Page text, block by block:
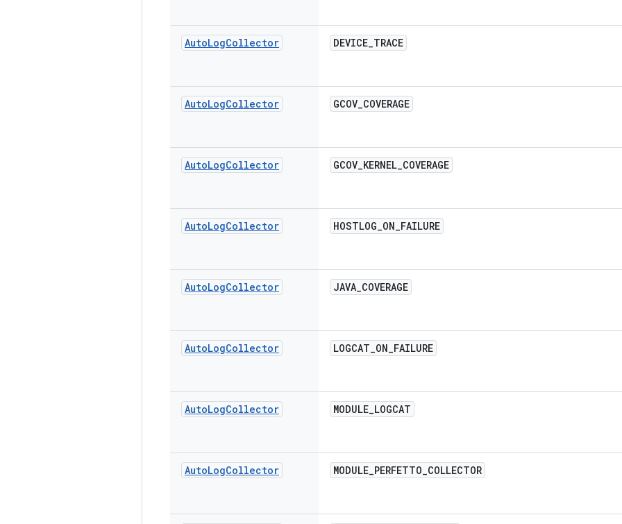
AutoLogCollector DEVICE_TRACE
AutoLogCollector GCOV_COVERAGE
AutoLogCollector GCOV_KERNEL_COVERAGE
AutoLogCollector HOSTLOG_ON_FAILURE
AutoLogCollector JAVA_COVERAGE
AutoLogCollector LOGCAT_ON_FAILURE
AutoLogCollector MODULE_LOGCAT
AutoLogCollector MODULE_PERFETTO_COLLECTOR